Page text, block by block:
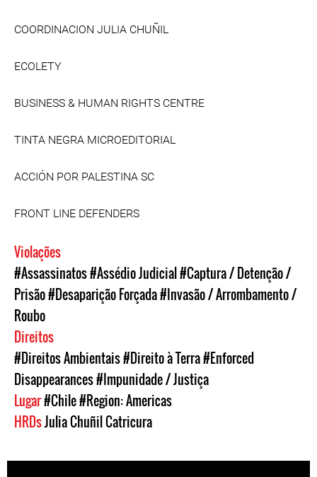
COORDINACION JULIA CHUÑIL
ECOLETY
BUSINESS & HUMAN RIGHTS CENTRE
TINTA NEGRA MICROEDITORIAL
ACCIÓN POR PALESTINA SC
FRONT LINE DEFENDERS
Violações
#Assassinatos#Assédio Judicial#Captura / Detenção /
Prisão#Desaparição Forçada#Invasão / Arrombamento /
Roubo
Direitos
#Direitos Ambientais#Direito à Terra#Enforced
Disappearances#Impunidade / Justiça
Lugar#Chile#Region: Americas
HRDsJulia Chuñil Catricura